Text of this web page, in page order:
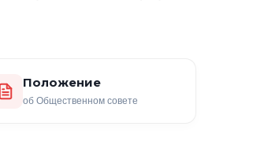
Положение
об Общественном совете